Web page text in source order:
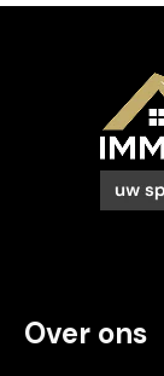
Over ons